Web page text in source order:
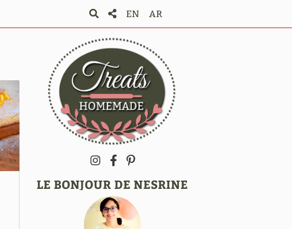
EN AR
LE BONJOUR DE NESRINE